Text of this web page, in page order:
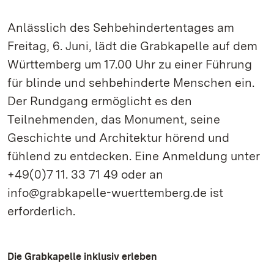
Anlässlich des Sehbehindertentages am
Freitag, 6. Juni, lädt die Grabkapelle auf dem
Württemberg um 17.00 Uhr zu einer Führung
für blinde und sehbehinderte Menschen ein.
Der Rundgang ermöglicht es den
Teilnehmenden, das Monument, seine
Geschichte und Architektur hörend und
fühlend zu entdecken. Eine Anmeldung unter
+49(0)7 11. 33 71 49 oder an
info@grabkapelle-wuerttemberg.de ist
erforderlich.
Die Grabkapelle inklusiv erleben